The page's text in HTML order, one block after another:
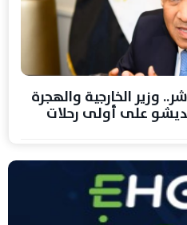
وزير الخارجية والهجرة
على أولى رحلات